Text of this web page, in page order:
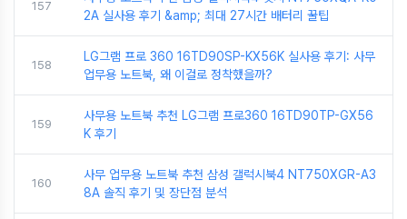
157
2A 실사용 후기 &amp; 최대 27시간 배터리 꿀팁
158
LG그램 프로 360 16TD90SP-KX56K 실사용 후기: 사무
업무용 노트북, 왜 이걸로 정착했을까?
159
사무용 노트북 추천 LG그램 프로360 16TD90TP-GX56
K 후기
160
사무 업무용 노트북 추천 삼성 갤럭시북4 NT750XGR-A3
8A 솔직 후기 및 장단점 분석